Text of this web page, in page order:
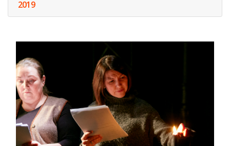
2019